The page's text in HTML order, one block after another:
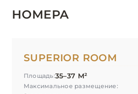
La Sivolière
НОМЕРА
SUPERIOR ROOM
Площадь:35–37 М²
Максимальное размещение: